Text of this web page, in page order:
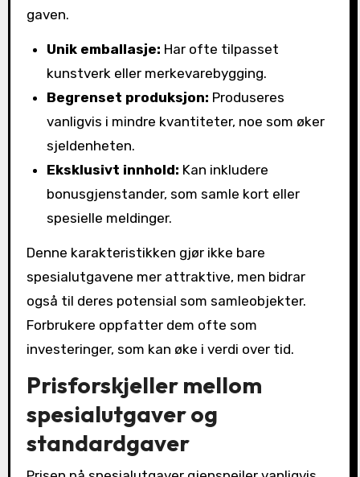
gaven.
Unik emballasje: Har ofte tilpasset
kunstverk eller merkevarebygging.
Begrenset produksjon: Produseres
vanligvis i mindre kvantiteter, noe som øker
sjeldenheten.
Eksklusivt innhold: Kan inkludere
bonusgjenstander, som samle kort eller
spesielle meldinger.
Denne karakteristikken gjør ikke bare
spesialutgavene mer attraktive, men bidrar
også til deres potensial som samleobjekter.
Forbrukere oppfatter dem ofte som
investeringer, som kan øke i verdi over tid.
Prisforskjeller mellom
spesialutgaver og
standardgaver